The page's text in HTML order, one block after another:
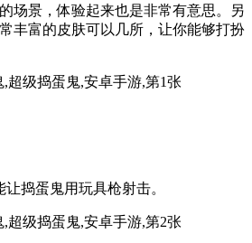
场景，体验起来也是非常有意思。另
丰富的皮肤可以几所，让你能够打扮
捣蛋鬼用玩具枪射击。